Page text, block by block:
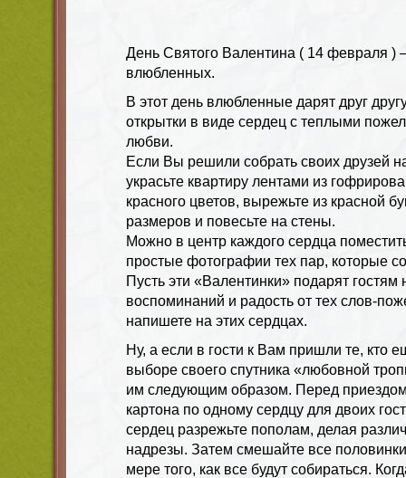
День Святого Валентина ( 14 февраля )
влюбленных.
В этот день влюбленные дарят друг
открытки в виде сердец с теплыми
любви.
Если Вы решили собрать своих друзей
украсьте квартиру лентами из
красного цветов, вырежьте из красной
размеров и повесьте на стены.
Можно в центр каждого сердца
простые фотографии тех пар, которые
Пусть эти «Валентинки» подарят гостям
воспоминаний и радость от тех слов-
напишете на этих сердцах.
Ну, а если в гости к Вам пришли те, кто
выборе своего спутника «любовной
им следующим образом. Перед
картона по одному сердцу для двоих
сердец разрежьте пополам, делая
надрезы. Затем смешайте все
мере того, как все будут собираться.